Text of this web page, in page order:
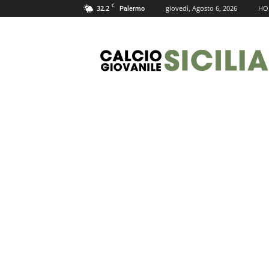
32.2 C Palermo giovedì, Agosto 6, 2026
Giovanile
Sicilia